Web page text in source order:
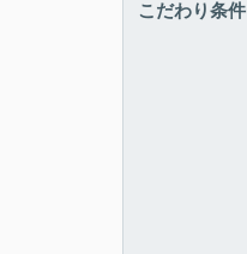
こだわり条件